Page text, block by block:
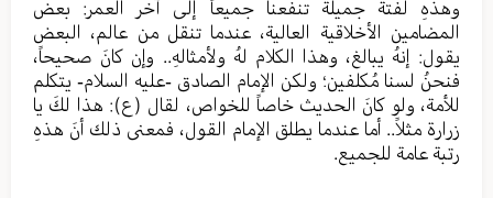
وهذهِ لفتة جميلة تنفعنا جميعاً إلى آخر العمر: بعض
المضامين الأخلاقية العالية، عندما تنقل من عالم، البعض
يقول: إنهُ يبالغ، وهذا الكلام لهُ ولأمثالهِ.. وإن كانَ صحيحاً،
فنحنُ لسنا مُكلفين؛ ولكن الإمام الصادق -عليه السلام- يتكلم
للأمة، ولو كانَ الحديث خاصاً للخواص، لقال (ع): هذا لكَ يا
زرارة مثلاً.. أما عندما يطلق الإمام القول، فمعنى ذلك أنَ هذهِ
رتبة عامة للجميع.